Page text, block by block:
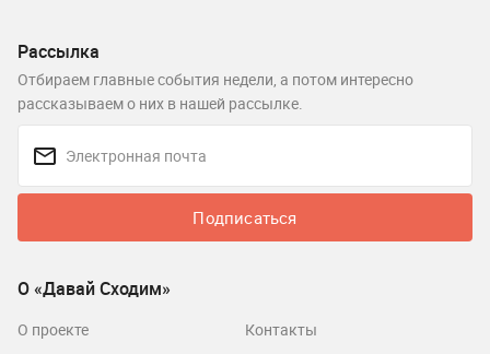
Рассылка
Отбираем главные события недели, а потом интересно
рассказываем о них в нашей рассылке.
Подписаться
О «Давай Сходим»
О проекте Контакты